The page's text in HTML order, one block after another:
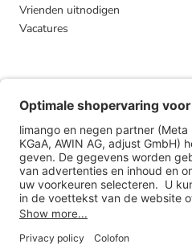
Vrienden uitnodigen
Vacatures